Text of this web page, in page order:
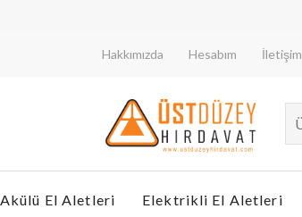
Hakkımızda Hesabım İletişim
Akülü El Aletleri Elektrikli El Aletleri